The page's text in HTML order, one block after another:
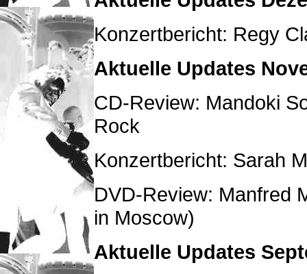
Konzertbericht: Regy
Aktuelle Updates
CD-Review: Mandoki
Rock
Konzertbericht: Sarah
DVD-Review: Manfred
in Moscow)
Aktuelle Updates